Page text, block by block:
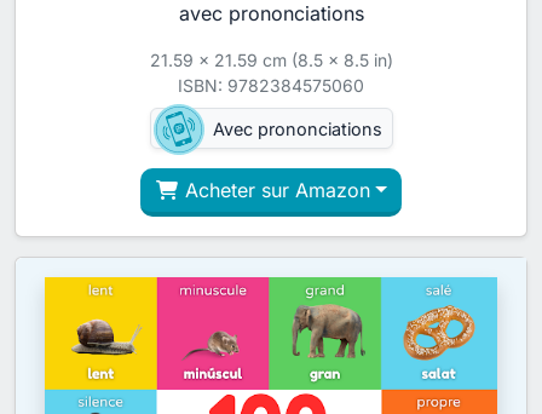
avec prononciations
21.59 x 21.59 cm (8.5 x 8.5 in)
ISBN: 9782384575060
Avec prononciations
Acheter sur Amazon